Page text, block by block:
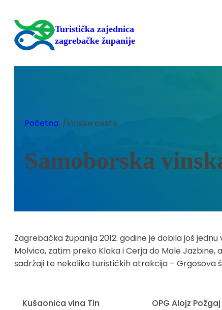
sadržaja
Turistička zajednica
zagrebačke županije
Početna /Vinske ceste
Samoborska
Zagrebačka županija 2012. godine je dobila još
Molvica, zatim preko Klaka i Cerja do Male
sadržaji te nekoliko turističkih atrakcija – Grgosova
Kušaonica vina Tin OPG Alojz Požgaj